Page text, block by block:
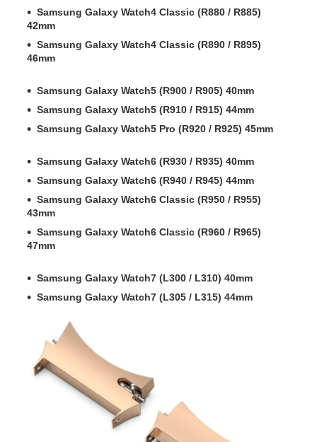
Samsung Galaxy Watch4 Classic (R880 / R885)
42mm
Samsung Galaxy Watch4 Classic (R890 / R895)
46mm
Samsung Galaxy Watch5 (R900 / R905) 40mm
Samsung Galaxy Watch5 (R910 / R915) 44mm
Samsung Galaxy Watch5 Pro (R920 / R925) 45mm
Samsung Galaxy Watch6 (R930 / R935) 40mm
Samsung Galaxy Watch6 (R940 / R945) 44mm
Samsung Galaxy Watch6 Classic (R950 / R955)
43mm
Samsung Galaxy Watch6 Classic (R960 / R965)
47mm
Samsung Galaxy Watch7 (L300 / L310) 40mm
Samsung Galaxy Watch7 (L305 / L315) 44mm